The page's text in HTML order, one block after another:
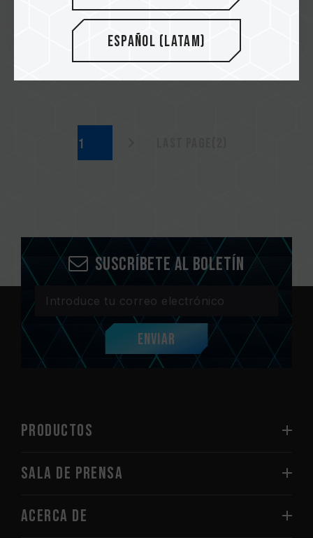
Más
Suscríbete al boletín
Enviar
PRODUCTOS
Sala de prensa
Acerca de
Español (Latam)